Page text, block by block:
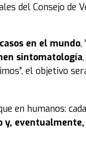
del Consejo de
en el mundo,
sintomatología
el objetivo
en humanos:
y,